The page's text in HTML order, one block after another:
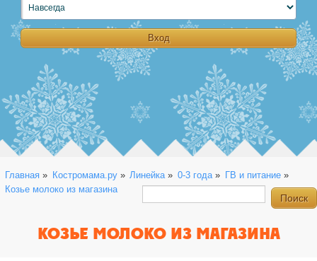
Главная » Костромама.ру» Линейка » 0-3 года» ГВ и питание»
Козье молоко из магазина
КОЗЬЕ МОЛОКО ИЗ МАГАЗИНА